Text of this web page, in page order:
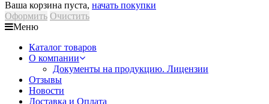
Ваша корзина пуста, начать покупки
Оформить Очистить
Меню
Каталог товаров
О компании
Документы на продукцию. Лицензии
Отзывы
Новости
Доставка и Оплата